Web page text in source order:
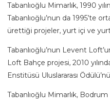
Tabanlıoğlu Mimarlık, 1990
Tabanlıoğlu’nun da 1995’te
ürettiği projeler, yurt içi ve yurt
Tabanlıoğlu’nun Levent
Loft Bahçe projesi, 2010
Enstitüsü Uluslararası
Tabanlıoğlu Mimarlık, Bodrum